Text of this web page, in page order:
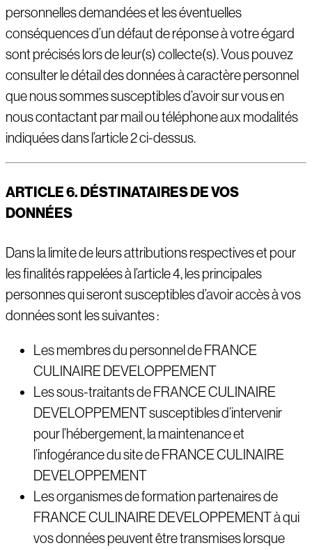
personnelles demandées et les éventuelles
conséquences d’un défaut de réponse à votre égard
sont précisés lors de leur(s) collecte(s). Vous pouvez
consulter le détail des données à caractère personnel
que nous sommes susceptibles d’avoir sur vous en
nous contactant par mail ou téléphone aux modalités
indiquées dans l’article 2 ci-dessus.
ARTICLE 6. DÉSTINATAIRES DE VOS
DONNÉES
Dans la limite de leurs attributions respectives et pour
les finalités rappelées à l’article 4, les principales
personnes qui seront susceptibles d’avoir accès à vos
données sont les suivantes :
Les membres du personnel de FRANCE
CULINAIRE DEVELOPPEMENT
Les sous-traitants de FRANCE CULINAIRE
DEVELOPPEMENT susceptibles d’intervenir
pour l’hébergement, la maintenance et
l’infogérance du site de FRANCE CULINAIRE
DEVELOPPEMENT
Les organismes de formation partenaires de
FRANCE CULINAIRE DEVELOPPEMENT à qui
vos données peuvent être transmises lorsque